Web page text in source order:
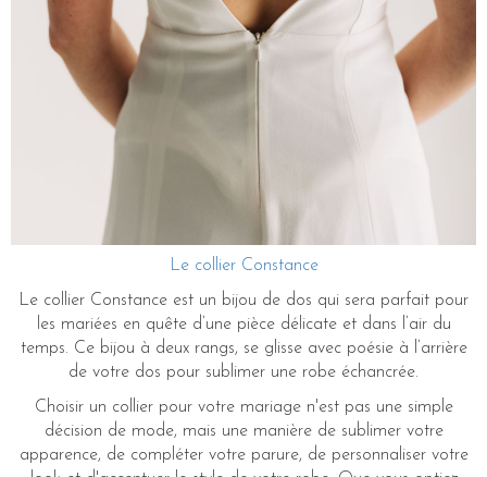
Le collier Constance
Le collier Constance est un bijou de dos qui sera parfait pour
les mariées en quête d’une pièce délicate et dans l’air du
temps. Ce bijou à deux rangs, se glisse avec poésie à l’arrière
de votre dos pour sublimer une robe échancrée.
Choisir un collier pour votre mariage n'est pas une simple
décision de mode, mais une manière de sublimer votre
apparence, de compléter votre parure, de personnaliser votre